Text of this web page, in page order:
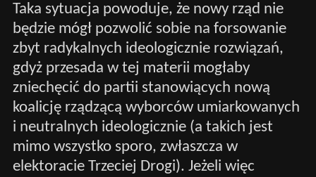
Taka sytuacja powoduje, że nowy rząd nie
będzie mógł pozwolić sobie na forsowanie
zbyt radykalnych ideologicznie rozwiązań,
gdyż przesada w tej materii mogłaby
zniechęcić do partii stanowiących nową
koalicję rządzącą wyborców umiarkowanych
i neutralnych ideologicznie (a takich jest
mimo wszystko sporo, zwłaszcza w
elektoracie Trzeciej Drogi). Jeżeli więc